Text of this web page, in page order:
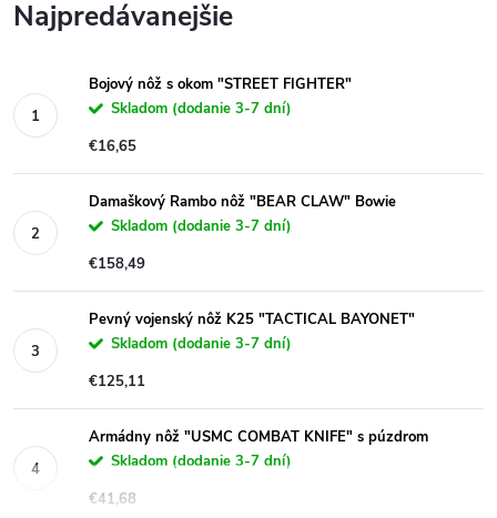
Najpredávanejšie
Bojový nôž s okom "STREET FIGHTER"
Skladom (dodanie 3-7 dní)
€16,65
Damaškový Rambo nôž "BEAR CLAW" Bowie
Skladom (dodanie 3-7 dní)
€158,49
Pevný vojenský nôž K25 "TACTICAL BAYONET"
Skladom (dodanie 3-7 dní)
€125,11
Armádny nôž "USMC COMBAT KNIFE" s púzdrom
Skladom (dodanie 3-7 dní)
€41,68